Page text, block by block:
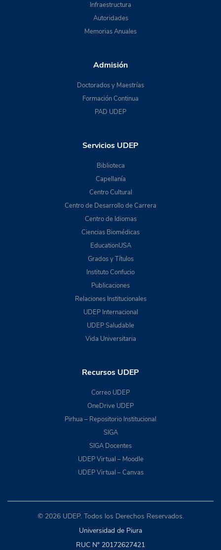
Infraestructura
Autoridades
Memorias Anuales
Admisión
Doctorados y Maestrías
Formación Continua
PAD UDEP
Servicios UDEP
Biblioteca
Capellanía
Centro Cultural
Centro de Desarrollo de Carrera
Centro de Idiomas
Ciencias Biomédicas
EducationUSA
Grados y Títulos
Instituto Confucio
Publicaciones
Relaciones Institucionales
UDEP Internacional
UDEP Saludable
Vida Universitaria
Recursos UDEP
Correo UDEP
OneDrive UDEP
Pirhua – Repositorio Institucional
SIGA
SIGA Docentes
UDEP Virtual – Moodle
UDEP Virtual – Canvas
© 2026 UDEP. Todos los Derechos Reservados.
Universidad de Piura
RUC N° 20172627421